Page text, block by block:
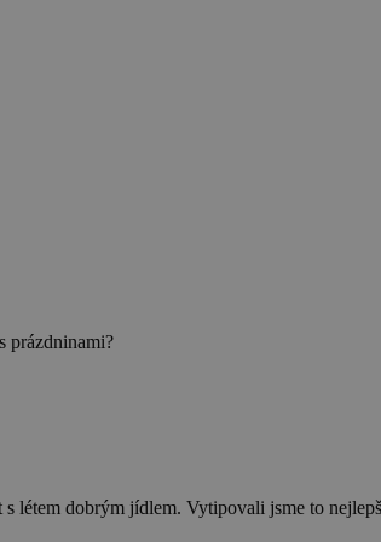
prázdninami?
létem dobrým jídlem. Vytipovali jsme to